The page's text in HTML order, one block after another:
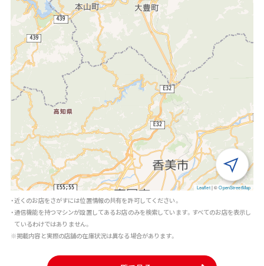
Leaflet |©OpenStreetMap
・近くのお店をさがすには位置情報の共有を許可してください。
・通信機能を持つマシンが設置してあるお店のみを検索しています。すべてのお店を表示し
ているわけではありません。
※掲載内容と実際の店舗の在庫状況は異なる場合があります。